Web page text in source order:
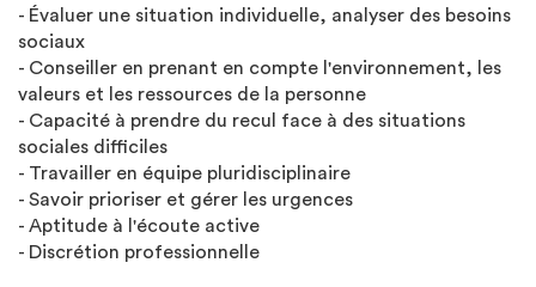
- Évaluer une situation individuelle, analyser des besoins
sociaux
- Conseiller en prenant en compte l'environnement, les
valeurs et les ressources de la personne
- Capacité à prendre du recul face à des situations
sociales difficiles
- Travailler en équipe pluridisciplinaire
- Savoir prioriser et gérer les urgences
- Aptitude à l'écoute active
- Discrétion professionnelle